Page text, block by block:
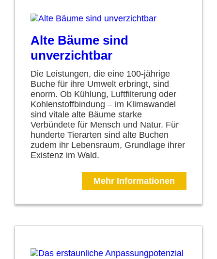
Alte Bäume sind
unverzichtbar
Die Leistungen, die eine 100-jährige
Buche für ihre Umwelt erbringt, sind
enorm. Ob Kühlung, Luftfilterung oder
Kohlenstoffbindung – im Klimawandel
sind vitale alte Bäume starke
Verbündete für Mensch und Natur. Für
hunderte Tierarten sind alte Buchen
zudem ihr Lebensraum, Grundlage ihrer
Existenz im Wald.
Mehr Informationen